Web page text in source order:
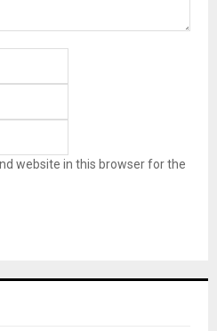
website in this browser for the